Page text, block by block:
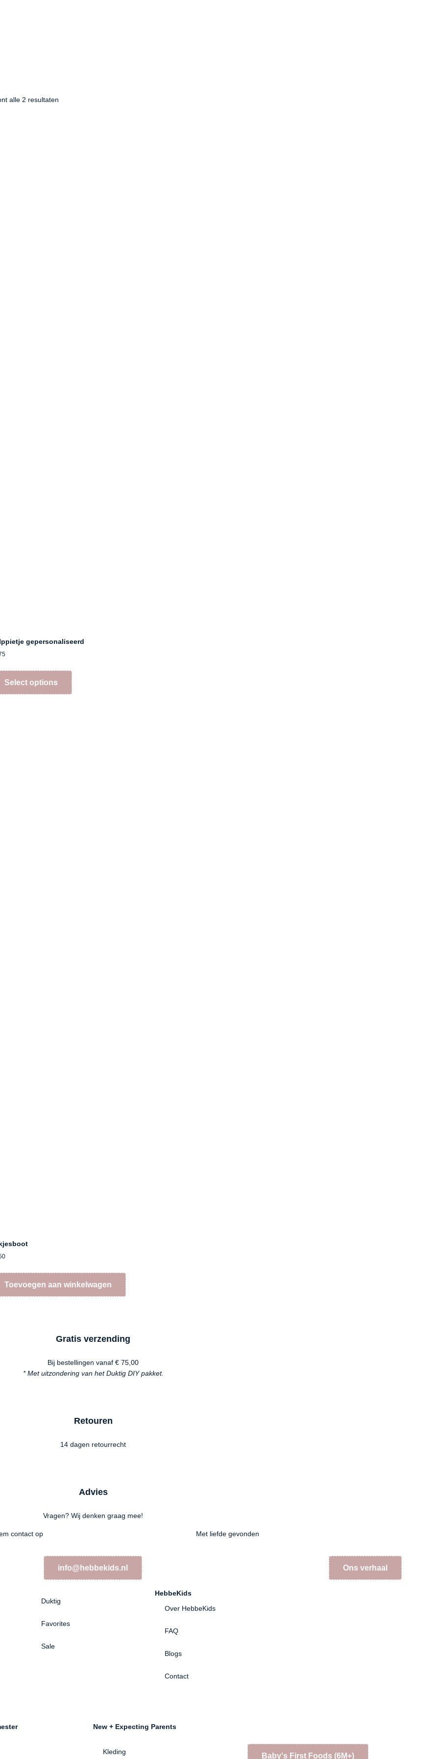
alle 2 resultaten
gepersonaliseerd
Select options
Toevoegen aan winkelwagen
Gratis verzending
Bij bestellingen vanaf € 75,00
* Met uitzondering van het Duktig DIY pakket.
Retouren
14 dagen retourrecht
Advies
Vragen? Wij denken graag mee!
contact op
info@hebbekids.nl
Met liefde gevonden
Ons verhaal
Duktig
Favorites
Sale
HebbeKids
Over HebbeKids
FAQ
Blogs
Contact
New + Expecting Parents
Kleding Baby's First Foods (6M+)